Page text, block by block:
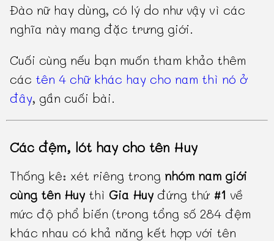
Đào nữ hay dùng, có lý do như vậy vì các
nghĩa này mang đặc trưng giới.
Cuối cùng nếu bạn muốn tham khảo thêm
các tên 4 chữ khác hay cho nam thì nó ở
đây, gần cuối bài.
Các đệm, lót hay cho tên Huy
Thống kê: xét riêng trong nhóm nam giới
cùng tên Huy thì Gia Huy đứng thứ #1 về
mức độ phổ biến (trong tổng số 284 đệm
khác nhau có khả năng kết hợp với tên